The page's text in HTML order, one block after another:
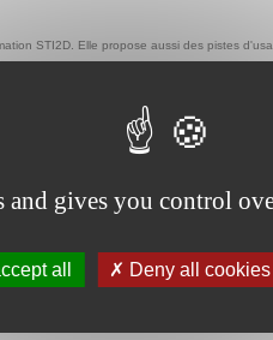
STI2D. Elle propose aussi des pistes
STI2D
and gives you control
all Deny all cookies